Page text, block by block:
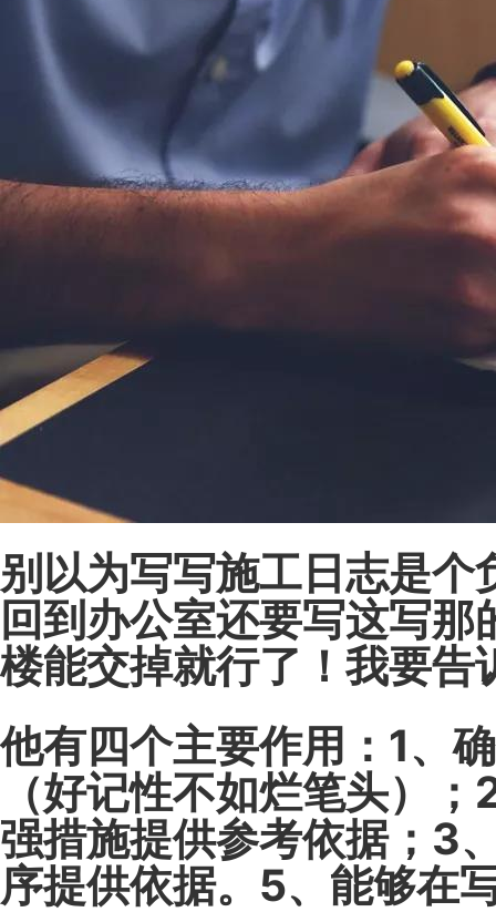
别以为写写施工日志是
回到办公室还要写这写
楼能交掉就行了！我要告
他有四个主要作用：1、
（好记性不如烂笔头）
强措施提供参考依据；3
序提供依据。5、能够在